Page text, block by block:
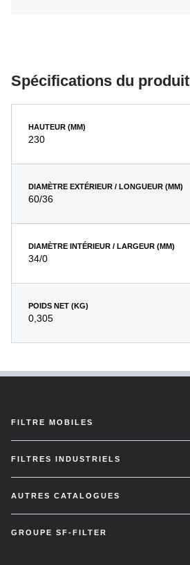
Spécifications du produit
HAUTEUR (MM)
230
DIAMÈTRE EXTÉRIEUR / LONGUEUR (MM)
60/36
DIAMÈTRE INTÉRIEUR / LARGEUR (MM)
34/0
POIDS NET (KG)
0,305
FILTRE MOBILES
FILTRES INDUSTRIELS
AUTRES CATALOGUES
GROUPE SF-FILTER